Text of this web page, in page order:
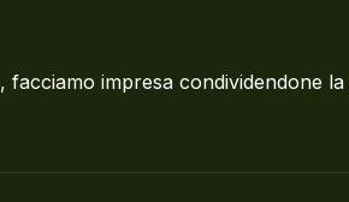
, facciamo impresa condividendone la